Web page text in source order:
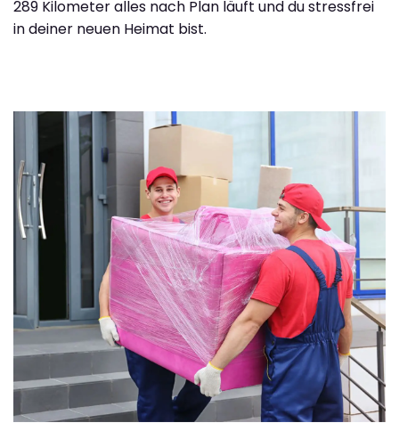
289 Kilometer alles nach Plan läuft und du stressfrei
in deiner neuen Heimat bist.